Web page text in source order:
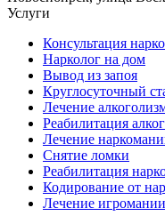
Услуги
Консультация
Нарколог на дом
Вывод из запоя
Круглосуточный
Лечение
Реабилитация
Лечение
Снятие ломки
Реабилитация
Кодирование от
Лечение игромании